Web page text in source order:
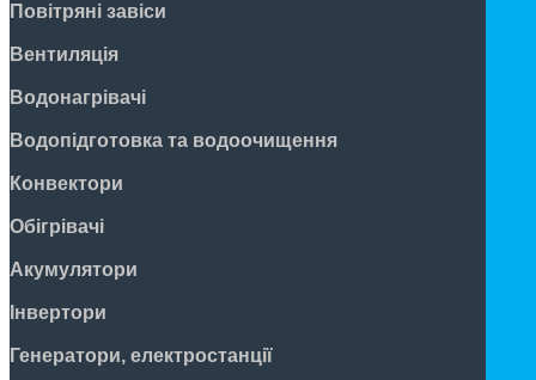
Повітряні завіси
Вентиляція
Водонагрівачі
Водопідготовка та водоочищення
Конвектори
Обігрівачі
Акумулятори
Інвертори
Генератори, електростанції